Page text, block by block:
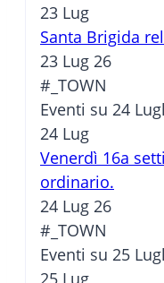
23 Lug
Santa Brigida
23 Lug 26
#_TOWN
Eventi su 24
24 Lug
Venerdì 16a
ordinario.
24 Lug 26
#_TOWN
Eventi su 25
25 Lug